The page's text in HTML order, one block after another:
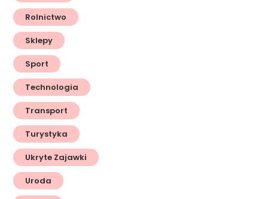
Rolnictwo
Sklepy
Sport
Technologia
Transport
Turystyka
Ukryte Zajawki
Uroda